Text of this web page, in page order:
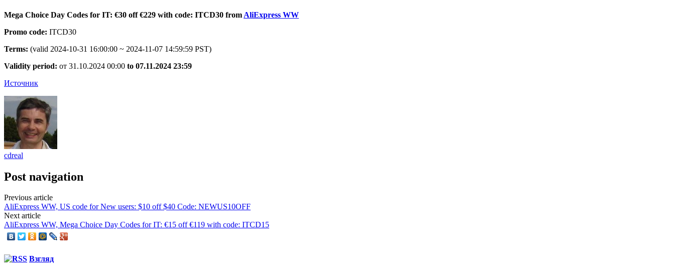
Mega Choice Day Codes for IT: €30 off €229 with code: ITCD30 from AliExpress WW
Promo code: ITCD30
Terms: (valid 2024-10-31 16:00:00 ~ 2024-11-07 14:59:59 PST)
Validity period: от 31.10.2024 00:00 to 07.11.2024 23:59
Источник
cdreal
Post navigation
Previous article
AliExpress WW, US code for New users: $10 off $40 Code: NEWUS10OFF
Next article
AliExpress WW, Mega Choice Day Codes for IT: €15 off €119 with code: ITCD15
Взгляд